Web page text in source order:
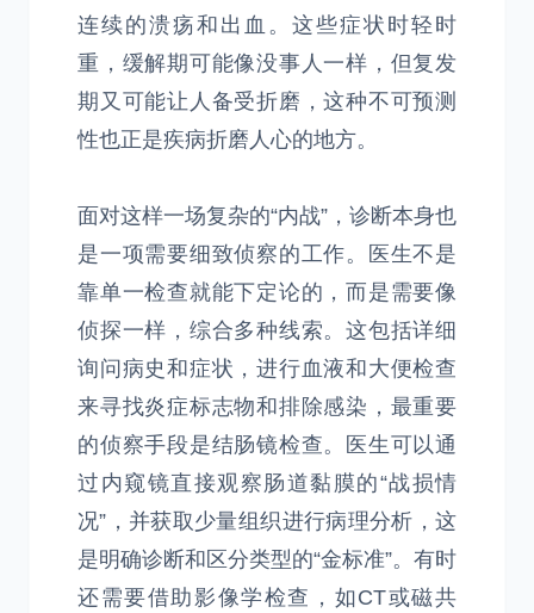
连续的溃疡和出血。这些症状时轻时
重，缓解期可能像没事人一样，但复发
期又可能让人备受折磨，这种不可预测
性也正是疾病折磨人心的地方。
面对这样一场复杂的“内战”，诊断本身也
是一项需要细致侦察的工作。医生不是
靠单一检查就能下定论的，而是需要像
侦探一样，综合多种线索。这包括详细
询问病史和症状，进行血液和大便检查
来寻找炎症标志物和排除感染，最重要
的侦察手段是结肠镜检查。医生可以通
过内窥镜直接观察肠道黏膜的“战损情
况”，并获取少量组织进行病理分析，这
是明确诊断和区分类型的“金标准”。有时
还需要借助影像学检查，如CT或磁共